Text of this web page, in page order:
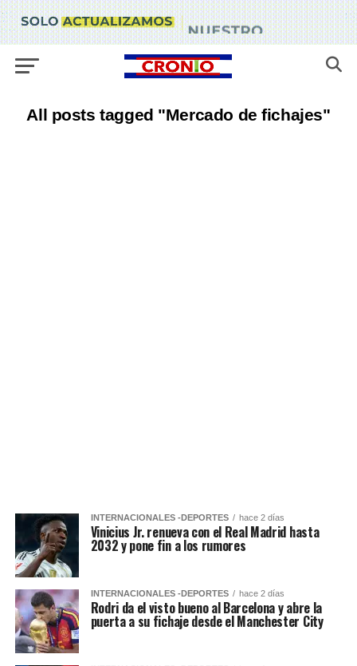
All posts tagged "Mercado de fichajes"
INTERNACIONALES -DEPORTES hace 2 días
Vinicius Jr. renueva con el Real Madrid hasta
2032 y pone fin a los rumores
INTERNACIONALES -DEPORTES hace 2 días
Rodri da el visto bueno al Barcelona y abre la
puerta a su fichaje desde el Manchester City